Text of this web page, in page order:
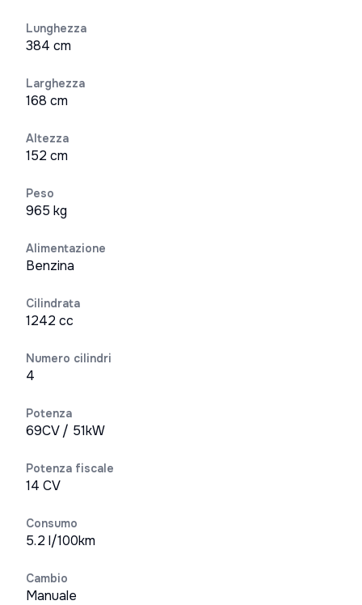
Lunghezza
384 cm
Larghezza
168 cm
Altezza
152 cm
Peso
965 kg
Alimentazione
Benzina
Cilindrata
1242 cc
Numero cilindri
4
Potenza
69CV / 51kW
Potenza fiscale
14 CV
Consumo
5.2 l/100km
Cambio
Manuale